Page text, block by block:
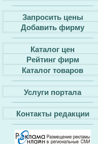
Запросить цены
Добавить фирму
Каталог цен
Рейтинг фирм
Каталог товаров
Услуги портала
Контакты редакции